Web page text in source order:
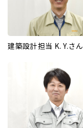
建築設計担当 K. Y.さん